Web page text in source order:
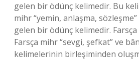
gelen bir ödünç kelimedir. Bu
mihr “yemin, anlaşma,
gelen bir ödünç kelimedir.
Farsça mihr “sevgi, şefkat” ve
kelimelerinin birleşiminden